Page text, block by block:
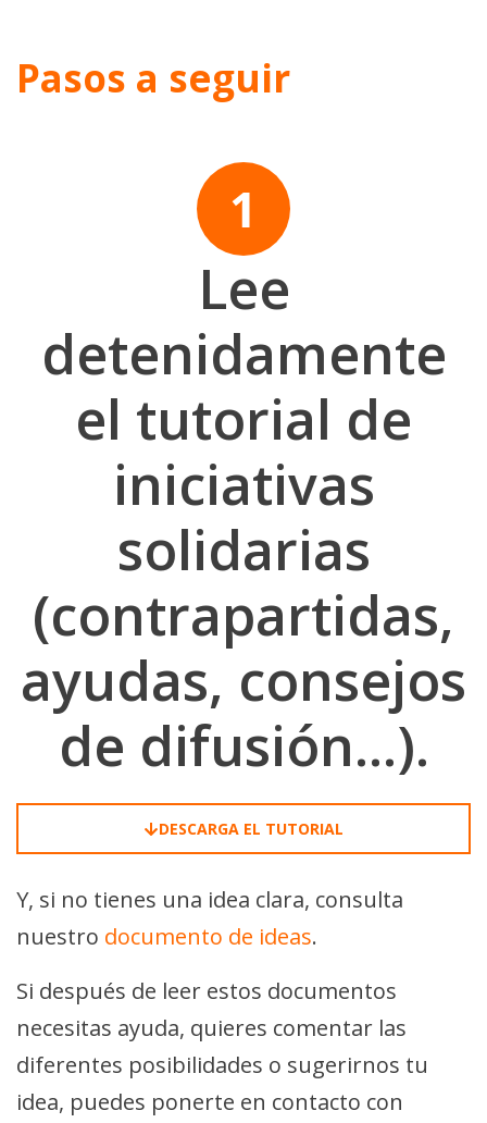
Pasos a seguir
Lee
detenidamente
el tutorial de
iniciativas
solidarias
(contrapartidas,
ayudas, consejos
de difusión...).
DESCARGA EL TUTORIAL
Y, si no tienes una idea clara, consulta
nuestro documento de ideas.
Si después de leer estos documentos
necesitas ayuda, quieres comentar las
diferentes posibilidades o sugerirnos tu
idea, puedes ponerte en contacto con